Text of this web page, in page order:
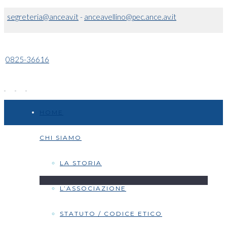
segreteria@anceav.it- anceavellino@pec.ance.av.it
0825-36616
CHI SIAMO
LA STORIA
L’ASSOCIAZIONE
STATUTO / CODICE ETICO